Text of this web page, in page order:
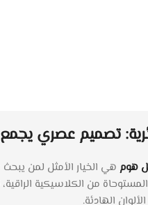
تصميم عصري يجمع
هوم هي الخيار الأمثل لمن
من الكلاسيكية
الهادئة.